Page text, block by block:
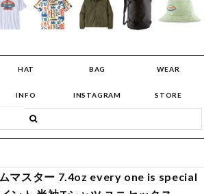
HAT BAG WEAR
INFO INSTAGRAM STORE
マスター 7.4oz every one is special